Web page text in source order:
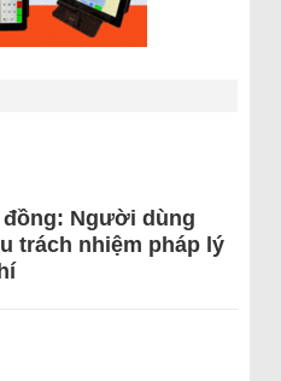
đồng: Người dùng
trách nhiệm pháp lý